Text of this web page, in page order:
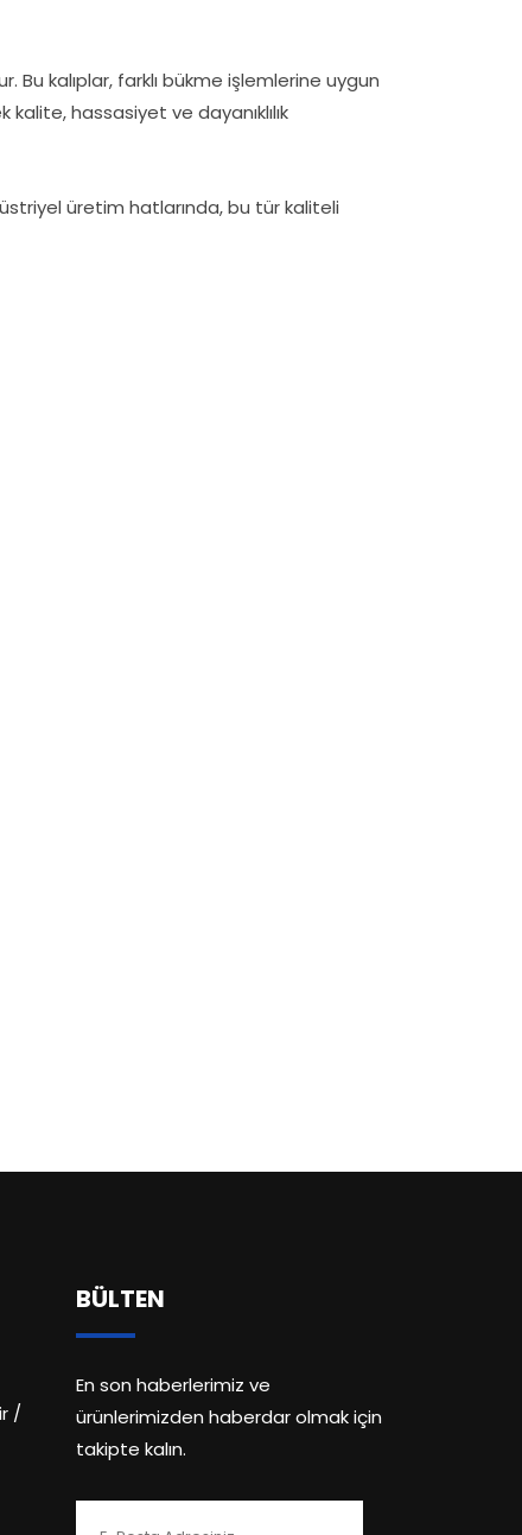
Bu kalıplar, farklı bükme işlemlerine uygun
hassasiyet ve dayanıklılık
üretim hatlarında, bu tür kaliteli
/
BÜLTEN
En son haberlerimiz ve
ürünlerimizden haberdar olmak için
takipte kalın.